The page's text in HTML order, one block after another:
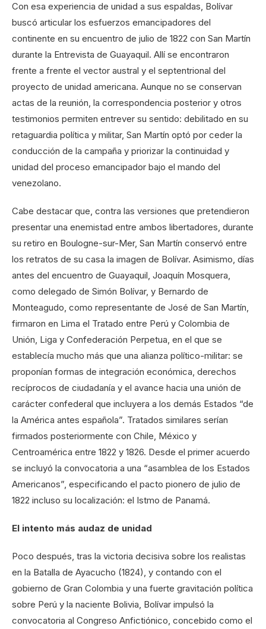
Con esa experiencia de unidad a sus espaldas, Bolívar
buscó articular los esfuerzos emancipadores del
continente en su encuentro de julio de 1822 con San Martín
durante la Entrevista de Guayaquil. Allí se encontraron
frente a frente el vector austral y el septentrional del
proyecto de unidad americana. Aunque no se conservan
actas de la reunión, la correspondencia posterior y otros
testimonios permiten entrever su sentido: debilitado en su
retaguardia política y militar, San Martín optó por ceder la
conducción de la campaña y priorizar la continuidad y
unidad del proceso emancipador bajo el mando del
venezolano.
Cabe destacar que, contra las versiones que pretendieron
presentar una enemistad entre ambos libertadores, durante
su retiro en Boulogne-sur-Mer, San Martín conservó entre
los retratos de su casa la imagen de Bolívar. Asimismo, días
antes del encuentro de Guayaquil, Joaquín Mosquera,
como delegado de Simón Bolívar, y Bernardo de
Monteagudo, como representante de José de San Martín,
firmaron en Lima el Tratado entre Perú y Colombia de
Unión, Liga y Confederación Perpetua, en el que se
establecía mucho más que una alianza político-militar: se
proponían formas de integración económica, derechos
recíprocos de ciudadanía y el avance hacia una unión de
carácter confederal que incluyera a los demás Estados “de
la América antes española”. Tratados similares serían
firmados posteriormente con Chile, México y
Centroamérica entre 1822 y 1826. Desde el primer acuerdo
se incluyó la convocatoria a una “asamblea de los Estados
Americanos”, especificando el pacto pionero de julio de
1822 incluso su localización: el Istmo de Panamá.
El intento más audaz de unidad
Poco después, tras la victoria decisiva sobre los realistas
en la Batalla de Ayacucho (1824), y contando con el
gobierno de Gran Colombia y una fuerte gravitación política
sobre Perú y la naciente Bolivia, Bolívar impulsó la
convocatoria al Congreso Anfictiónico, concebido como el